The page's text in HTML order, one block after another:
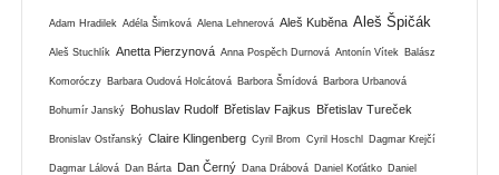
Adam Hradilek Adéla Šimková Alena Lehnerová Aleš Kuběna Aleš Špičák
Aleš Stuchlík Anetta Pierzynová Anna Pospěch Durnová Antonín Vítek Balász
Komoróczy Barbara Oudová Holcátová Barbora Šmídová Barbora Urbanová
Bohumír Janský Bohuslav Rudolf Břetislav Fajkus Břetislav Tureček
Bronislav Ostřanský Claire Klingenberg Cyril Brom Cyril Hoschl Dagmar Krejčí
Dagmar Lálová Dan Bárta Dan Černý Dana Drábová Daniel Koťátko Daniel